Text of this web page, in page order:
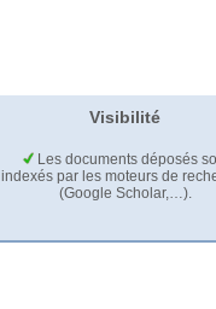
Visibilité
Les documents déposés
indexés par les moteurs de
(Google Scholar,…).